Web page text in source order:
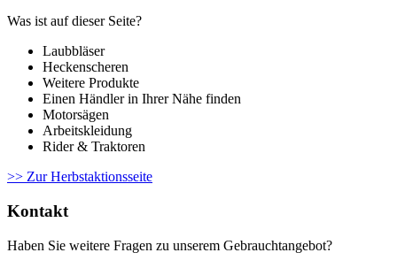
Was ist auf dieser Seite?
Laubbläser
Heckenscheren
Weitere Produkte
Einen Händler in Ihrer Nähe finden
Motorsägen
Arbeitskleidung
Rider & Traktoren
>> Zur Herbstaktionsseite
Kontakt
Haben Sie weitere Fragen zu unserem Gebrauchtangebot?